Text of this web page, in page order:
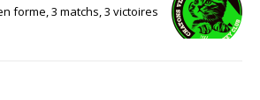
forme, 3 matchs, 3 victoires